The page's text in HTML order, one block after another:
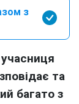
з
та
багато з